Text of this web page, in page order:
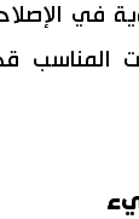
في
المناسب